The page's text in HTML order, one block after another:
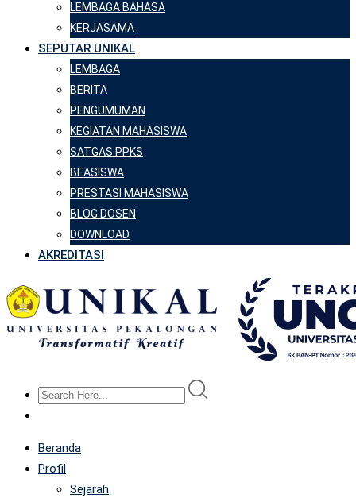
LEMBAGA BAHASA
KERJASAMA
SEPUTAR UNIKAL
LEMBAGA
BERITA
PENGUMUMAN
KEGIATAN MAHASISWA
SATGAS PPKS
BEASISWA
PRESTASI MAHASISWA
BLOG DOSEN
DOWNLOAD
AKREDITASI
Beranda
Profil
Sejarah